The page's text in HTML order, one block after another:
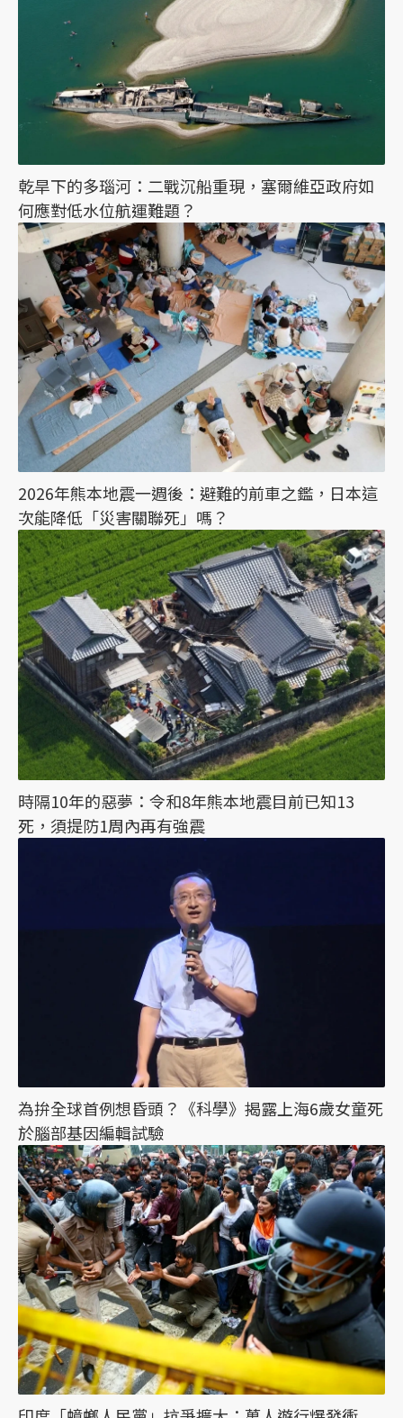
乾旱下的多瑙河：二戰沉船重現，塞爾維亞政府如
何應對低水位航運難題？
2026年熊本地震一週後：避難的前車之鑑，日本這
次能降低「災害關聯死」嗎？
時隔10年的惡夢：令和8年熊本地震目前已知13
死，須提防1周內再有強震
為拚全球首例想昏頭？《科學》揭露上海6歲女童死
於腦部基因編輯試驗